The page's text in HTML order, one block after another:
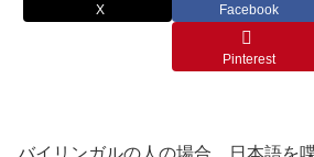
X Facebook
Pinterest